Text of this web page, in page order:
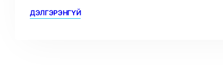
ДЭЛГЭРЭНГҮЙ